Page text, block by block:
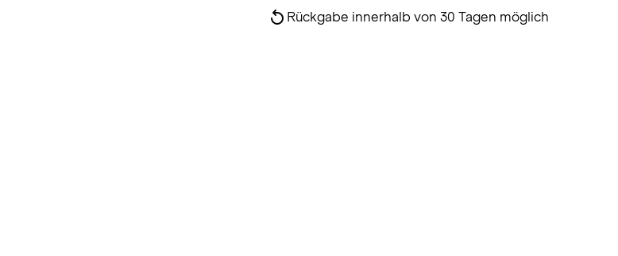
Rückgabe innerhalb von 30 Tagen möglich